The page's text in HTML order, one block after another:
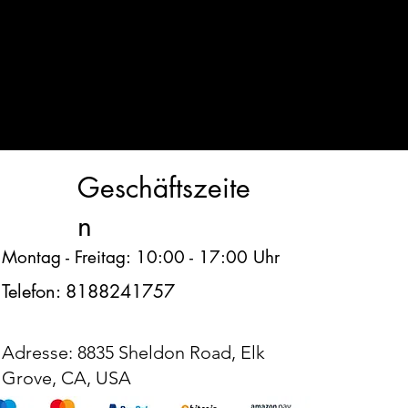
Geschäftszeite
n
Montag - Freitag: 10:00 - 17:00 Uhr
Telefon: 8188241757
Adresse: 8835 Sheldon Road, Elk
Grove, CA, USA